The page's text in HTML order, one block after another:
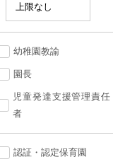
幼稚園教諭
園長
児童発達支援管理責任
者
認証・認定保育園